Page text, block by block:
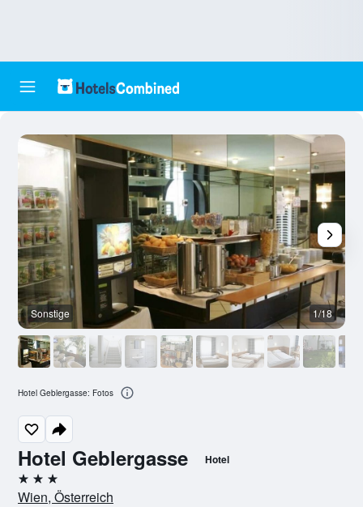
Hotel Geblergasse Hotel
3 Sterne
Wien, Österreich
Sonstige 1/18
Hotel Geblergasse: Fotos